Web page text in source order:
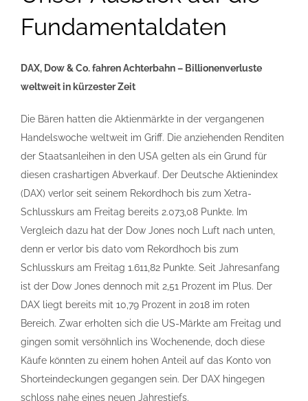
Fundamentaldaten
DAX, Dow & Co. fahren Achterbahn – Billionenverluste
weltweit in kürzester Zeit
Die Bären hatten die Aktienmärkte in der vergangenen
Handelswoche weltweit im Griff. Die anziehenden Renditen
der Staatsanleihen in den USA gelten als ein Grund für
diesen crashartigen Abverkauf. Der Deutsche Aktienindex
(DAX) verlor seit seinem Rekordhoch bis zum Xetra-
Schlusskurs am Freitag bereits 2.073,08 Punkte. Im
Vergleich dazu hat der Dow Jones noch Luft nach unten,
denn er verlor bis dato vom Rekordhoch bis zum
Schlusskurs am Freitag 1.611,82 Punkte. Seit Jahresanfang
ist der Dow Jones dennoch mit 2,51 Prozent im Plus. Der
DAX liegt bereits mit 10,79 Prozent in 2018 im roten
Bereich. Zwar erholten sich die US-Märkte am Freitag und
gingen somit versöhnlich ins Wochenende, doch diese
Käufe könnten zu einem hohen Anteil auf das Konto von
Shorteindeckungen gegangen sein. Der DAX hingegen
schloss nahe eines neuen Jahrestiefs.